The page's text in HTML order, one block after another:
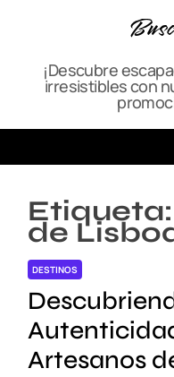
o
¡Descubre
irresistibles con
Etiqueta:
de
DESTINOS
Artesanos